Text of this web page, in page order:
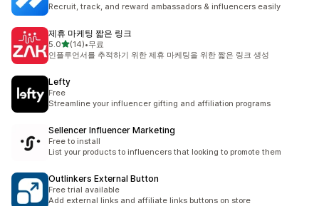
Recruit, track, and reward ambassadors & influencers easily
제휴 마케팅 짧은 링크
5.0별 5개 중
(14)
총 리뷰 14개
•무료
인플루언서를 추적하기 위한 제휴 마케팅을 위한 짧은 링크 생성
Lefty
Free
Streamline your influencer gifting and affiliation programs
Sellencer Influencer Marketing
Free to install
List your products to influencers that looking to promote them
Outlinkers External Button
Free trial available
Add external links and affiliate links buttons on store